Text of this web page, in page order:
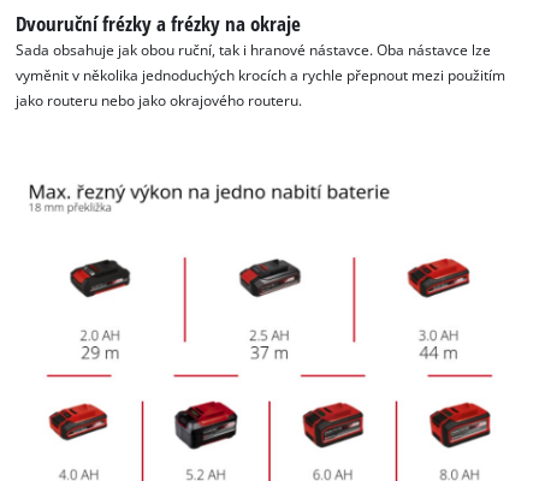
Dvouruční frézky a frézky na okraje
Sada obsahuje jak obou ruční, tak i hranové nástavce. Oba nástavce lze
vyměnit v několika jednoduchých krocích a rychle přepnout mezi použitím
jako routeru nebo jako okrajového routeru.